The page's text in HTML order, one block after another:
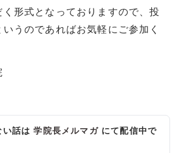
形式となっておりますので、投
うのであればお気軽にご参加く
い話は学院長メルマガにて配信中で